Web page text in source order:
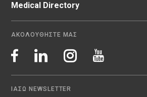
Medical Directory
ΑΚΟΛΟΥΘΗΣΤΕ ΜΑΣ
ΙΑΣΩ NEWSLETTER